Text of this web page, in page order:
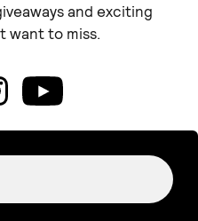
and exciting
want to miss.